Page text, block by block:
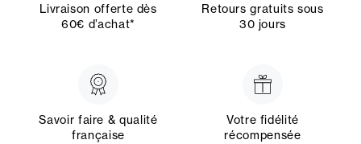
Livraison offerte dès
60€ d’achat*
Retours gratuits sous
30 jours
Savoir faire & qualité
française
Votre fidélité
récompensée